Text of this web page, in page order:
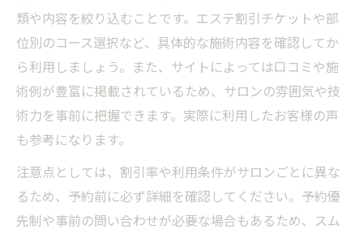
類や内容を絞り込むことです。エステ割引チケットや部
位別のコース選択など、具体的な施術内容を確認してか
ら利用しましょう。また、サイトによっては口コミや施
術例が豊富に掲載されているため、サロンの雰囲気や技
術力を事前に把握できます。実際に利用したお客様の声
も参考になります。
注意点としては、割引率や利用条件がサロンごとに異な
るため、予約前に必ず詳細を確認してください。予約優
先制や事前の問い合わせが必要な場合もあるため、スム